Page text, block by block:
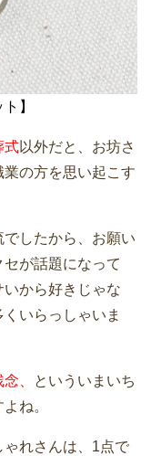
】
式以外だと、お坊さ
の方を思い起こす
したから、お願い
が話題になって
から好きじゃな
いらっしゃいま
、
といういまいち
ね。
れさんは、1点で